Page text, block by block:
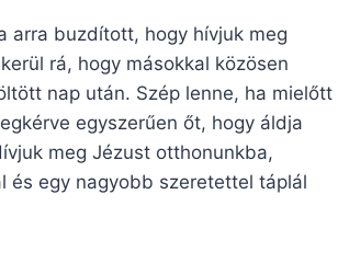
arra buzdított, hogy hívjuk meg
rá, hogy másokkal közösen
nap után. Szép lenne, ha mielőtt
egyszerűen őt, hogy áldja
meg Jézust otthonunkba,
és egy nagyobb szeretettel táplál